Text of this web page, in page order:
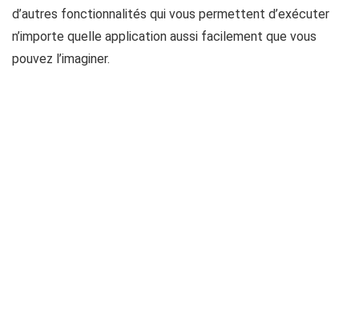
d’autres fonctionnalités qui vous permettent d’exécuter
n’importe quelle application aussi facilement que vous
pouvez l’imaginer.